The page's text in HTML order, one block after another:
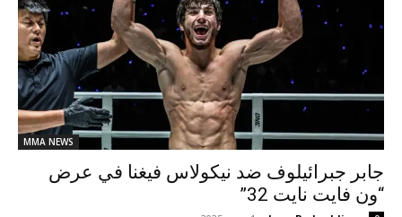
MMA NEWS
جابر جبرائيلوف ضد نيكولاس فيغنا في عرض
“ون فايت نايت 32”